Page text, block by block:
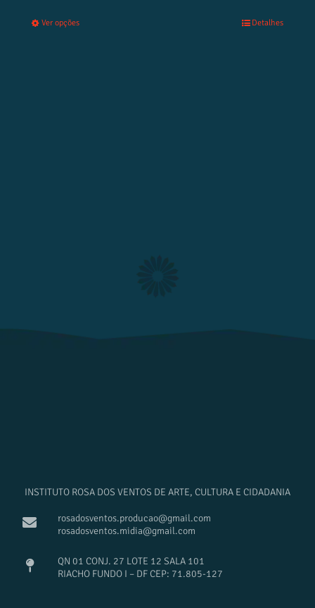
Ver opções Detalhes
INSTITUTO ROSA DOS VENTOS DE ARTE, CULTURA E CIDADANIA
rosadosventos.producao@gmail.com
rosadosventos.midia@gmail.com
QN 01 CONJ. 27 LOTE 12 SALA 101
RIACHO FUNDO I – DF CEP: 71.805-127